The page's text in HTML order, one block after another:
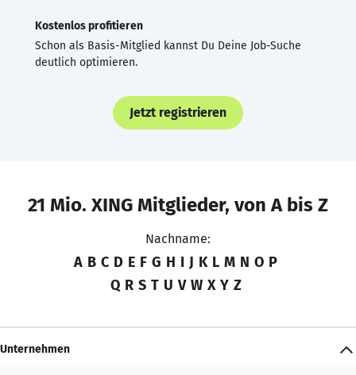
Kostenlos profitieren
Schon als Basis-Mitglied kannst Du Deine Job-Suche
deutlich optimieren.
Jetzt registrieren
21 Mio. XING Mitglieder, von A bis Z
Nachname:
A B C D E F G H I J K L M N O P
Q R S T U V W X Y Z
Unternehmen